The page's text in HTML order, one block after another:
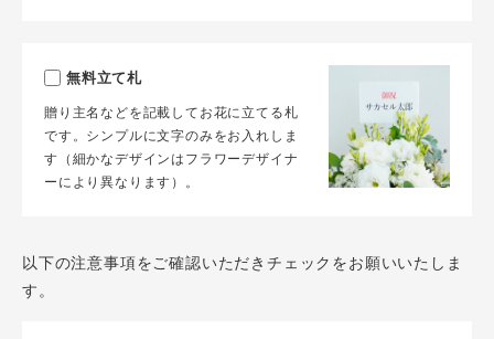
無料立て札
贈り主名などを記載してお花に立てる札
です。シンプルに文字のみをお入れしま
す（細かなデザインはフラワーデザイナ
ーにより異なります）。
以下の注意事項をご確認いただきチェックをお願いいたしま
す。